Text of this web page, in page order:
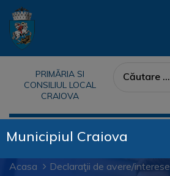
PRIMĂRIA SI
CONSILIUL LOCAL
CRAIOVA
Acasa
Declaraţii de avere/interese